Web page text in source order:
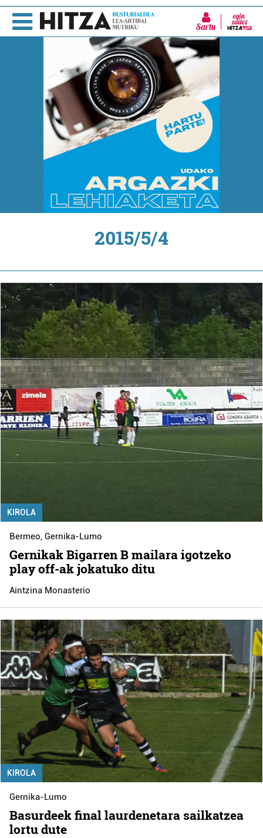
Sartu
2015/5/4
KIROLA
Bermeo,Gernika-Lumo
Gernikak Bigarren B mailara igotzeko
play off-ak jokatuko ditu
Aintzina Monasterio
KIROLA
Gernika-Lumo
Basurdeek final laurdenetara sailkatzea
lortu dute